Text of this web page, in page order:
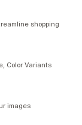
shopping
Color Variants
images